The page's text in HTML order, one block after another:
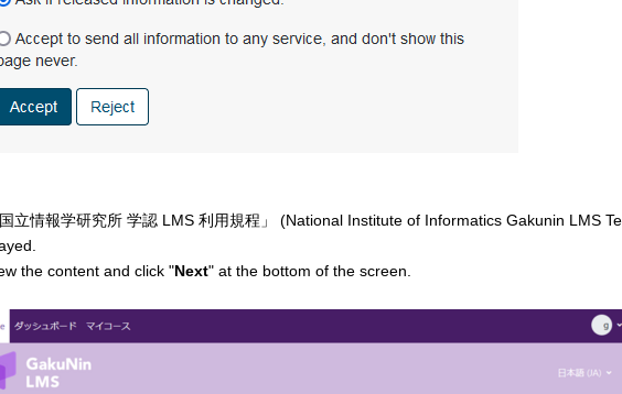
立情報学研究所 学認 LMS 利用規程」
(National Institute of Informatics Gakunin LMS
the content and click "Next" at the bottom of the screen.